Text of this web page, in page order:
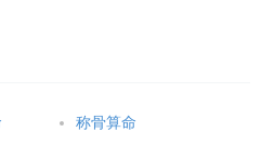
充满机遇和挑战的旅程。我们已
称骨算命